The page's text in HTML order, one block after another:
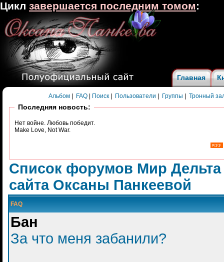
Главная
Альбом FAQ Поиск Пользователи Группы Тронный
Последняя новость:
Нет войне. Любовь победит.
Make Love, Not War.
Список форумов Мир
сайта Оксаны Панкеевой
FAQ
Бан
За что меня забанили?
Цикл завершается последним томом: